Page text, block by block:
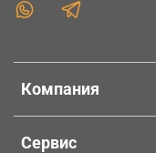
Компания
Сервис